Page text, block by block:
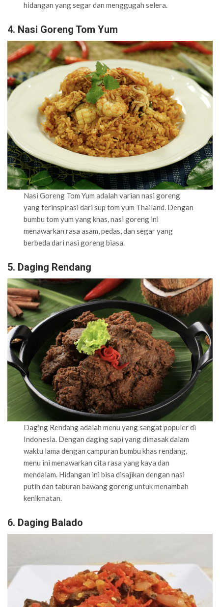
hidangan yang segar dan menggugah selera.
4. Nasi Goreng Tom Yum
Nasi Goreng Tom Yum adalah varian nasi goreng
yang terinspirasi dari sup tom yum Thailand. Dengan
bumbu tom yum yang khas, nasi goreng ini
menawarkan rasa asam, pedas, dan segar yang
berbeda dari nasi goreng biasa.
5. Daging Rendang
Daging Rendang adalah menu yang sangat populer di
Indonesia. Dengan daging sapi yang dimasak dalam
waktu lama dengan campuran bumbu khas rendang,
menu ini menawarkan cita rasa yang kaya dan
mendalam. Hidangan ini bisa disajikan dengan nasi
putih dan taburan bawang goreng untuk menambah
kenikmatan.
6. Daging Balado